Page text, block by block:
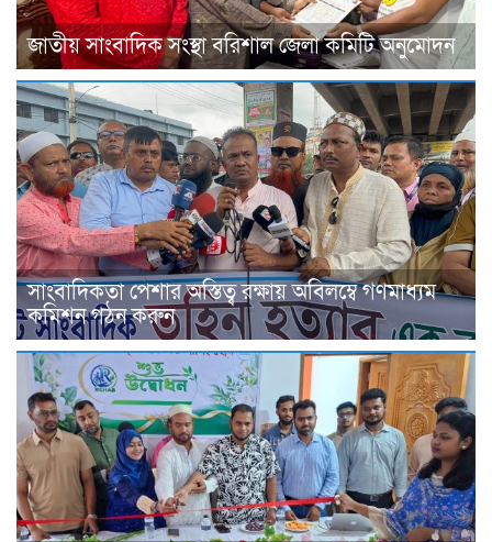
জাতীয় সাংবাদিক সংস্থা বরিশাল জেলা কমিটি অনুমোদন
সাংবাদিকতা পেশার অস্তিত্ব রক্ষায় অবিলম্বে গণমাধ্যম
কমিশন গঠন করুন